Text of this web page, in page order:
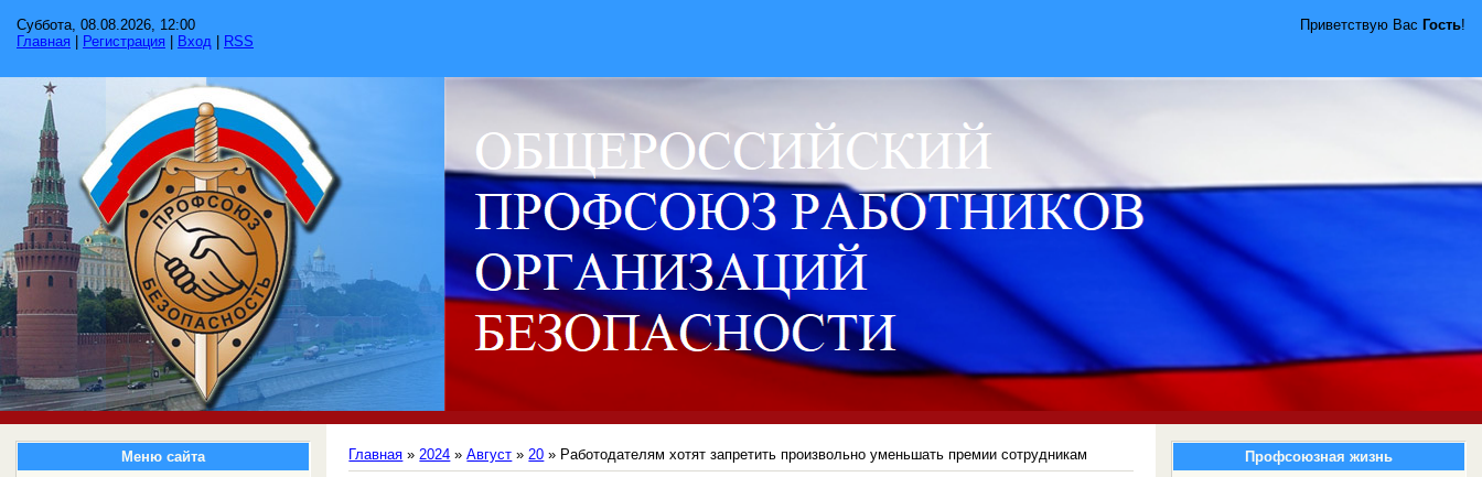
Приветствую Вас Гость!
Суббота, 08.08.2026, 12:00
Главная
Регистрация Вход RSS
Меню сайта Профсоюзная жизнь
Главная »2024 » Август » 20 » Работодателям хотят запретить произвольно уменьшать премии сотрудникам